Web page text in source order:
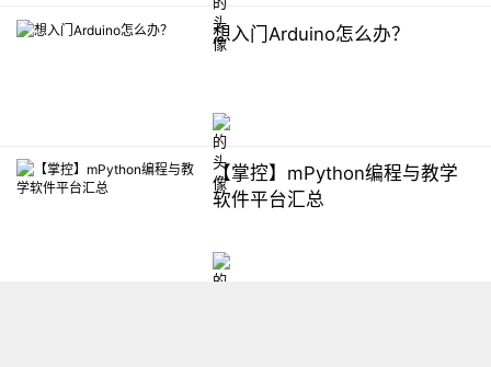
想入门Arduino怎么办？
【掌控】mPython编程与教学
软件平台汇总